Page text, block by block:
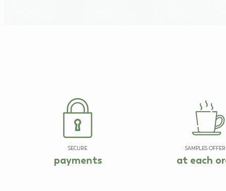
SECURE
payments
SAMPLES
at each